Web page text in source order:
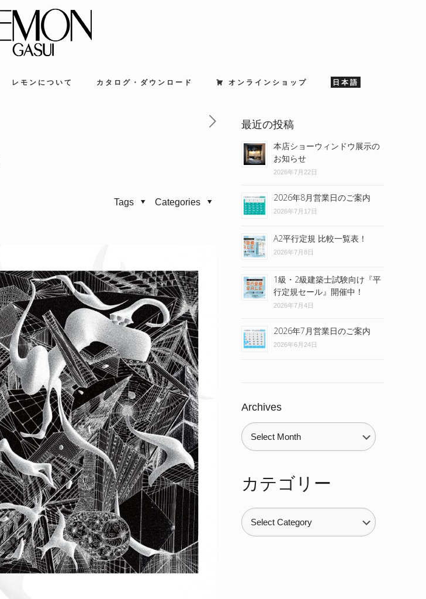
レモンについて カタログ・ダウンロード オンラインショップ 日本語
Categories
Tags
最近の投稿
本店ショーウィンドウ展示の
お知らせ
2026年7月22日
2026年8月営業日のご案内
2026年7月17日
A2平行定規 比較一覧表！
2026年7月8日
1級・2級建築士試験向け『平
行定規セール』開催中！
2026年7月4日
2026年7月営業日のご案内
2026年6月24日
Archives
カテゴリー
カ
テ
ゴ